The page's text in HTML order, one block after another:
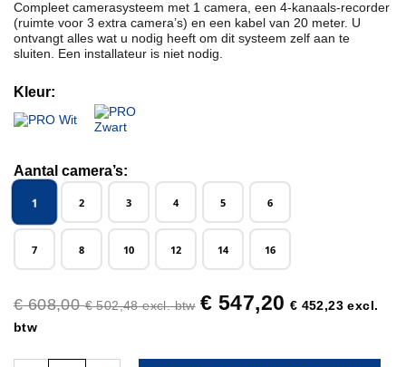
Compleet camerasysteem met 1 camera, een 4-kanaals-recorder
(ruimte voor 3 extra camera’s) en een kabel van 20 meter. U
ontvangt alles wat u nodig heeft om dit systeem zelf aan te
sluiten. Een installateur is niet nodig.
Kleur:
Aantal camera’s:
1 2 3 4 5 6
7 8 10 12 14 16
€608,00 €502,48excl. btw € 547,20 € 452,23 excl.
btw